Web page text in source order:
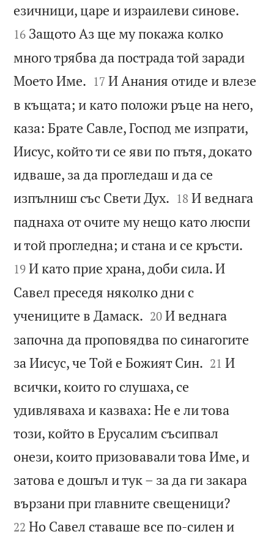
езичници, царе и израилеви синове.
16 Защото Аз ще му покажа колко
много трябва да пострада той заради
Моето Име. 

17 И Анания отиде и влезе
в къщата; и като положи ръце на него,
каза: Брате Савле, Господ ме изпрати,
Иисус, който ти се яви по пътя, докато
идваше, за да прогледаш и да се
изпълниш със Свети Дух. 

18 И веднага
паднаха от очите му нещо като люспи
и той прогледна; и стана и се кръсти.
19 И като прие храна, доби сила. И
Савел преседя няколко дни с
учениците в Дамаск. 

20 И веднага
започна да проповядва по синагогите
за Иисус, че Той е Божият Син. 

21 И
всички, които го слушаха, се
удивляваха и казваха: Не е ли това
този, който в Ерусалим съсипвал
онези, които призовавали това Име, и
затова е дошъл и тук – за да ги закара
вързани при главните свещеници?
22 Но Савел ставаше все по-силен и